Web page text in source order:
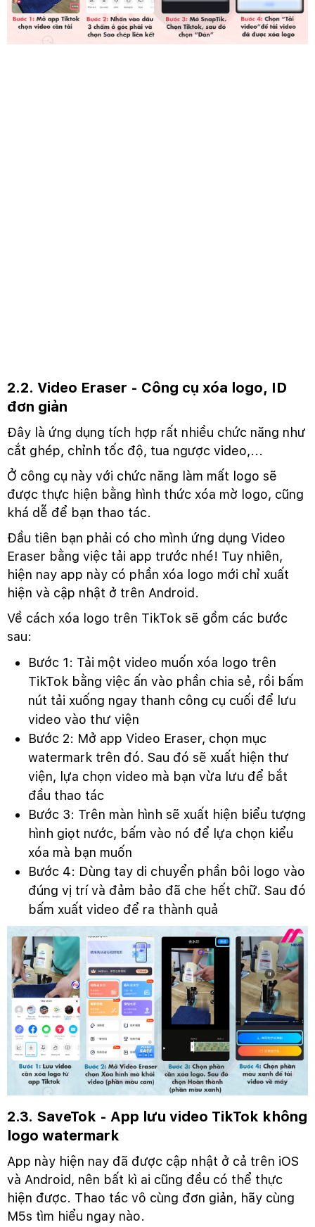
2.2. Video Eraser - Công cụ xóa logo, ID
đơn giản
Đây là ứng dụng tích hợp rất nhiều chức năng như
cắt ghép, chỉnh tốc độ, tua ngược video,...
Ở công cụ này với chức năng làm mất logo sẽ
được thực hiện bằng hình thức xóa mờ logo, cũng
khá dễ để bạn thao tác.
Đầu tiên bạn phải có cho mình ứng dụng Video
Eraser bằng việc tải app trước nhé! Tuy nhiên,
hiện nay app này có phần xóa logo mới chỉ xuất
hiện và cập nhật ở trên Android.
Về cách xóa logo trên TikTok sẽ gồm các bước
sau:
Bước 1: Tải một video muốn xóa logo trên
TikTok bằng việc ấn vào phần chia sẻ, rồi bấm
nút tải xuống ngay thanh công cụ cuối để lưu
video vào thư viện
Bước 2: Mở app Video Eraser, chọn mục
watermark trên đó. Sau đó sẽ xuất hiện thư
viện, lựa chọn video mà bạn vừa lưu để bắt
đầu thao tác
Bước 3: Trên màn hình sẽ xuất hiện biểu tượng
hình giọt nước, bấm vào nó để lựa chọn kiểu
xóa mà bạn muốn
Bước 4: Dùng tay di chuyển phần bôi logo vào
đúng vị trí và đảm bảo đã che hết chữ. Sau đó
bấm xuất video để ra thành quả
2.3. SaveTok - App lưu video TikTok không
logo watermark
App này hiện nay đã được cập nhật ở cả trên iOS
và Android, nên bất kì ai cũng đều có thể thực
hiện được. Thao tác vô cùng đơn giản, hãy cùng
M5s tìm hiểu ngay nào.